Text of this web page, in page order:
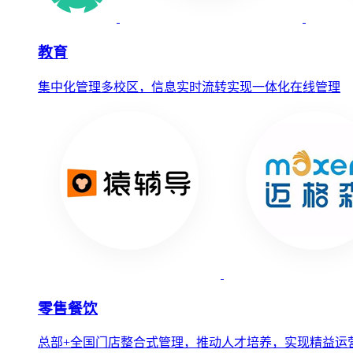
教育
集中化管理多校区，信息实时流转实现一体化在线管理
零售餐饮
总部+全国门店整合式管理，推动人才培养，实现精益运